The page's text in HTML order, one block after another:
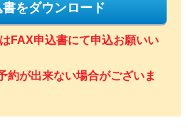
をダウンロード
FAX申込書にて申込お願いい
約が出来ない場合がございま